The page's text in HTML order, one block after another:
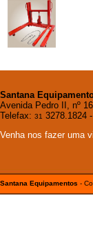
Santana
Avenida Pedro II, nº
Telefax: 31
Venha nos fazer uma
Santana Equipamentos -